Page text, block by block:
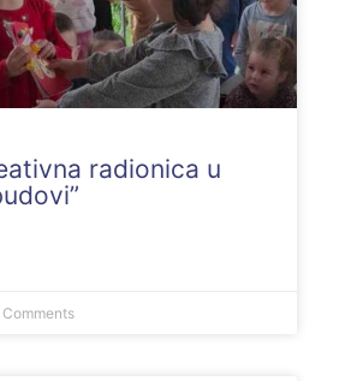
radionica u
Comments